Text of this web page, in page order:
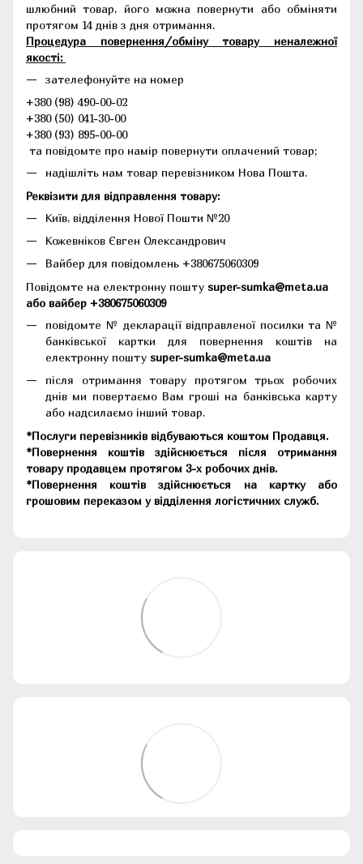
шлюбний товар, його можна повернути або обміняти
протягом 14 днів з дня отримання.
Процедура повернення/обміну товару неналежної
якості:
зателефонуйте на номер
+380 (98) 490-00-02
+380 (50) 041-30-00
+380 (93) 895-00-00
та повідомте про намір повернути оплачений товар;
надішліть нам товар перевізником Нова Пошта.
Реквізити для відправлення товару:
Київ, відділення Нової Пошти №20
Кожевніков Євген Олександрович
Вайбер для повідомлень +380675060309
Повідомте на електронну пошту super-sumka@meta.ua
або вайбер +380675060309
повідомте № декларації відправленої посилки та №
банківської картки для повернення коштів на
електронну пошту super-sumka@meta.ua
після отримання товару протягом трьох робочих
днів ми повертаємо Вам гроші на банківська карту
або надсилаємо інший товар.
*Послуги перевізників відбуваються коштом Продавця.
*Повернення коштів здійснюється після отримання
товару продавцем протягом 3-х робочих днів.
*Повернення коштів здійснюється на картку або
грошовим переказом у відділення логістичних служб.